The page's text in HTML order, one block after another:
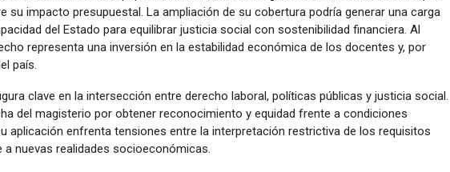
su impacto presupuestal. La ampliación de su cobertura podría generar una carga
del Estado para equilibrar justicia social con sostenibilidad financiera. Al
representa una inversión en la estabilidad económica de los docentes y, por
país.
clave en la intersección entre derecho laboral, políticas públicas y justicia social.
del magisterio por obtener reconocimiento y equidad frente a condiciones
aplicación enfrenta tensiones entre la interpretación restrictiva de los requisitos
a nuevas realidades socioeconómicas.